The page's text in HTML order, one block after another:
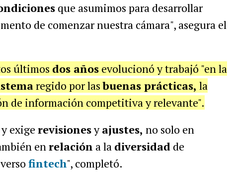
que asumimos para desarrollar
de comenzar nuestra cámara", asegura el
últimos dos añosevolucionó y trabajó "en la
regido por lasbuenas prácticas, la
de información competitiva y relevante".
exige revisionesyajustes, no solo en
enrelación a la diversidadde
fintech", completó.